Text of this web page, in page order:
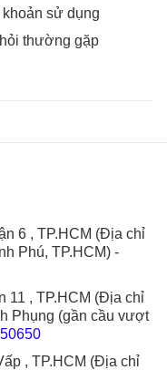
sử dụng
thường gặp
6 , TP.HCM (Địa chỉ
Phú, TP.HCM) -
11 , TP.HCM (Địa chỉ
Phụng (gần cầu vượt
, TP.HCM (Địa chỉ